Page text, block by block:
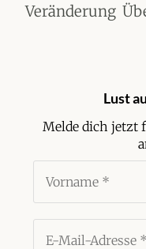
Veränderung
Lust
Melde dich jetzt